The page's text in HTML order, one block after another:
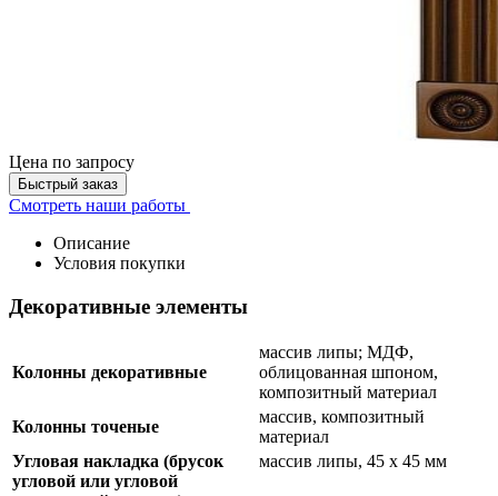
Цена по запросу
Быстрый заказ
Смотреть наши работы
Описание
Условия покупки
Декоративные элементы
Колонны декоративные
массив липы; МДФ,
облицованная шпоном,
композитный материал
Колонны точеные
массив, композитный
материал
Угловая накладка (брусок
угловой или угловой
массив липы, 45 х 45 мм